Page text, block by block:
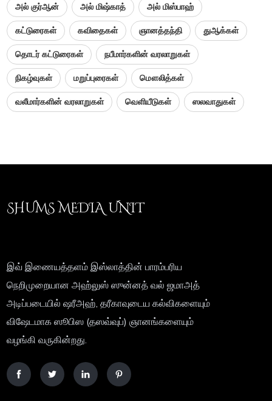
அல் குர்ஆன் அல் மிஷ்காத் அல் மிஸ்பாஹ்
கட்டுரைகள் கவிதைகள் ஞானத்தந்தி துஆக்கள்
தொடர் கட்டுரைகள் நபீமார்களின் வரலாறுகள்
நிகழ்வுகள் மறுப்புரைகள் மௌலித்கள்
வலீமார்களின் வரலாறுகள் வெளியீடுகள் ஸலவாதுகள்
SHUMS MEDIA UNIT
இவ் இணையத்தளம் இஸ்லாத்தின் பாரம்பரிய
நெறிமுறையான அஹ்லுஸ் ஸுன்னத் வல் ஜமாஅத்
அடிப்படையில் ஷரீஅஹ், தரீகாவுடைய கல்விகளையும்
விஷேடமாக ஸூபிஸ (தஸவ்வுப்) ஞானங்களையும்
வழங்கி வருகின்றது.